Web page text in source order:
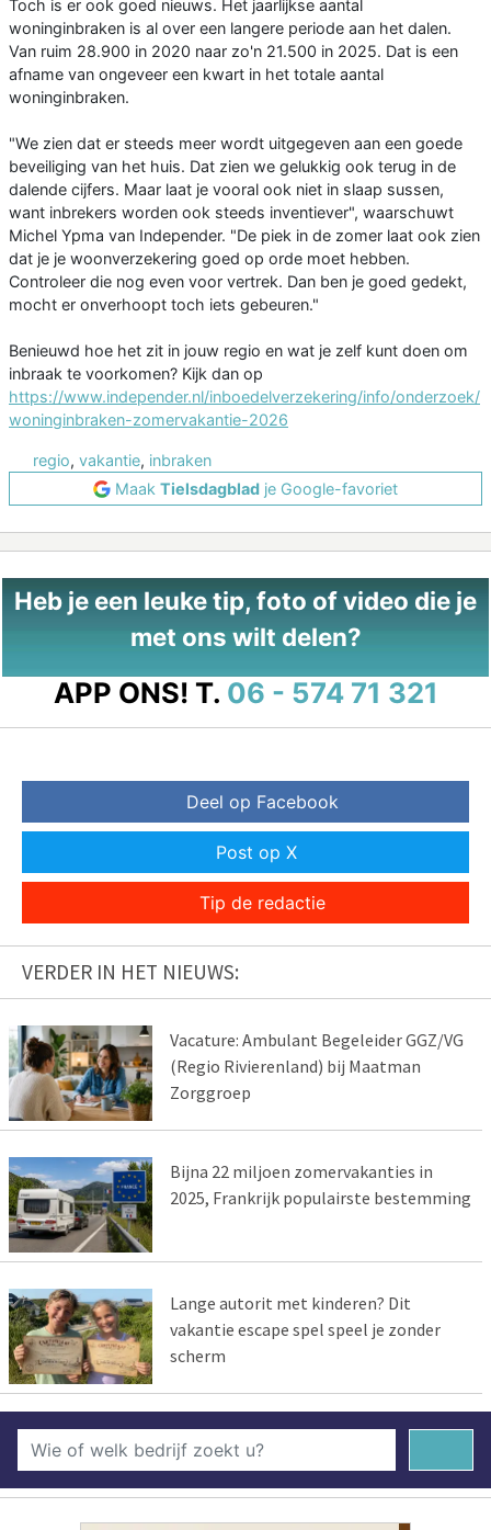
Toch is er ook goed nieuws. Het jaarlijkse aantal
woninginbraken is al over een langere periode aan het dalen.
Van ruim 28.900 in 2020 naar zo'n 21.500 in 2025. Dat is een
afname van ongeveer een kwart in het totale aantal
woninginbraken.
"We zien dat er steeds meer wordt uitgegeven aan een goede
beveiliging van het huis. Dat zien we gelukkig ook terug in de
dalende cijfers. Maar laat je vooral ook niet in slaap sussen,
want inbrekers worden ook steeds inventiever", waarschuwt
Michel Ypma van Independer. "De piek in de zomer laat ook zien
dat je je woonverzekering goed op orde moet hebben.
Controleer die nog even voor vertrek. Dan ben je goed gedekt,
mocht er onverhoopt toch iets gebeuren."
Benieuwd hoe het zit in jouw regio en wat je zelf kunt doen om
inbraak te voorkomen? Kijk dan op
https://www.independer.nl/inboedelverzekering/info/onderzoek/
woninginbraken-zomervakantie-2026
regio, vakantie, inbraken
Maak Tielsdagblad je Google-favoriet
Heb je een leuke tip, foto of video die je
met ons wilt delen?
APP ONS! T. 06 - 574 71 321
Deel op Facebook
Post op X
Tip de redactie
VERDER IN HET NIEUWS:
Vacature: Ambulant Begeleider GGZ/VG
(Regio Rivierenland) bij Maatman
Zorggroep
Bijna 22 miljoen zomervakanties in
2025, Frankrijk populairste bestemming
Lange autorit met kinderen? Dit
vakantie escape spel speel je zonder
scherm